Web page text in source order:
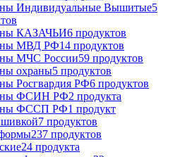
Индивидуальные Вышитые5
КАЗАЧЬИ6 продуктов
МВД РФ14 продуктов
МЧС России59 продуктов
охраны5 продуктов
Росгвардия РФ6 продуктов
ФСИН РФ2 продукта
ФССП РФ1 продукт
7 продуктов
237 продуктов
24 продукта